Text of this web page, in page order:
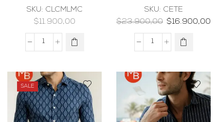
SKU: CLCMLMC
$11.900,00
SKU: CETE
$23.900,00 $16.900,00
SALE